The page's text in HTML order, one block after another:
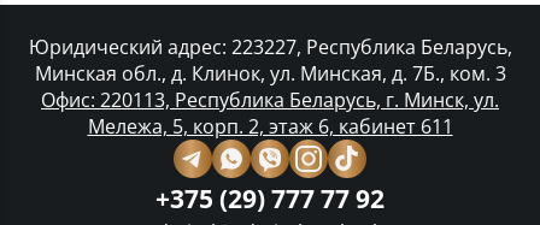
Юридический адрес: 223227, Республика Беларусь,
Минская обл., д. Клинок, ул. Минская, д. 7Б., ком. 3
Офис: 220113, Республика Беларусь, г. Минск, ул.
Мележа, 5, корп. 2, этаж 6, кабинет 611
+375 (29) 777 77 92